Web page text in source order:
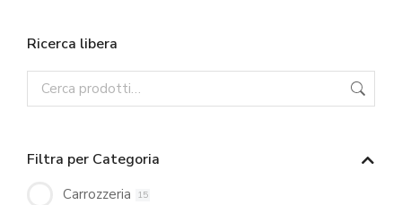
Ricerca libera
Filtra per Categoria
Carrozzeria 15